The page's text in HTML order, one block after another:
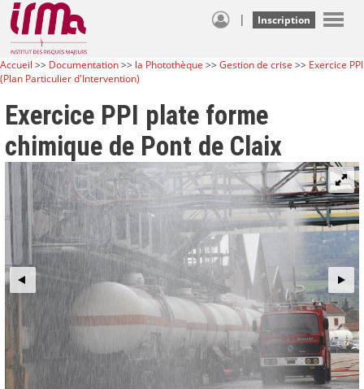
| Inscription
Accueil >> Documentation>> la Photothèque >>Gestion de crise >> Exercice PPI
(Plan Particulier d'Intervention)
Exercice PPI plate forme
chimique de Pont de Claix